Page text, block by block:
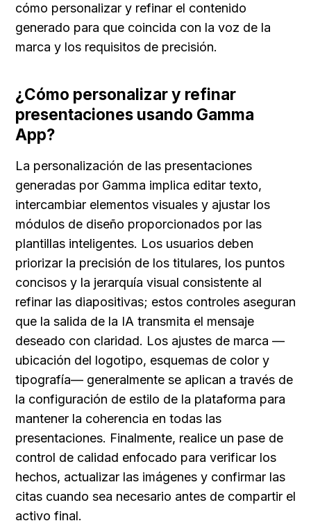
cómo personalizar y refinar el contenido
generado para que coincida con la voz de la
marca y los requisitos de precisión.
¿Cómo personalizar y refinar
presentaciones usando Gamma
App?
La personalización de las presentaciones
generadas por Gamma implica editar texto,
intercambiar elementos visuales y ajustar los
módulos de diseño proporcionados por las
plantillas inteligentes. Los usuarios deben
priorizar la precisión de los titulares, los puntos
concisos y la jerarquía visual consistente al
refinar las diapositivas; estos controles aseguran
que la salida de la IA transmita el mensaje
deseado con claridad. Los ajustes de marca —
ubicación del logotipo, esquemas de color y
tipografía— generalmente se aplican a través de
la configuración de estilo de la plataforma para
mantener la coherencia en todas las
presentaciones. Finalmente, realice un pase de
control de calidad enfocado para verificar los
hechos, actualizar las imágenes y confirmar las
citas cuando sea necesario antes de compartir el
activo final.